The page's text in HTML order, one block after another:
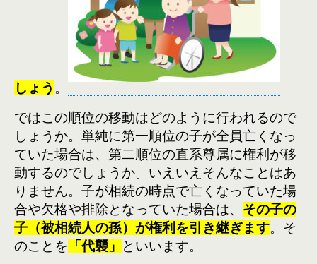
しょう 。
ではこの順位の移動はどのように行われるので
しょうか。単純に第一順位の子が全員亡くなっ
ていた場合は、第二順位の直系尊属に権利が移
動するのでしょうか。いえいえそんなことはあ
りません。子が相続の時点で亡くなっていた場
合や欠格や排除となっていた場合は、 その子の
子（被相続人の孫）が権利を引き継ぎます。そ
のことを 「代襲」 といいます。